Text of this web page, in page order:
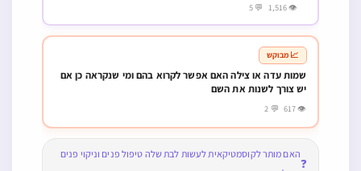
👁 1,516 💬 5
📈 מבוקש
שמות עדה או צילה האם אפשר לקרוא בהם ומי שנקראה כן אם
יש צורך לשנות את השם
👁 617 💬 2
❓
האם מותר לקוסמטיקאית לעשות לבת שלה טיפול פנים וניקוי פנים